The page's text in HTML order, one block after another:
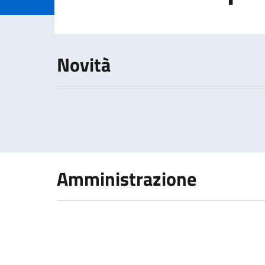
Dettagli della
Novità
Amministrazione